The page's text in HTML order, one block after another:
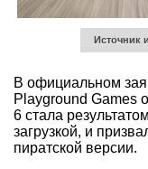
Источник
В официальном
Playground Games
6 стала
загрузкой, и
пиратской версии.